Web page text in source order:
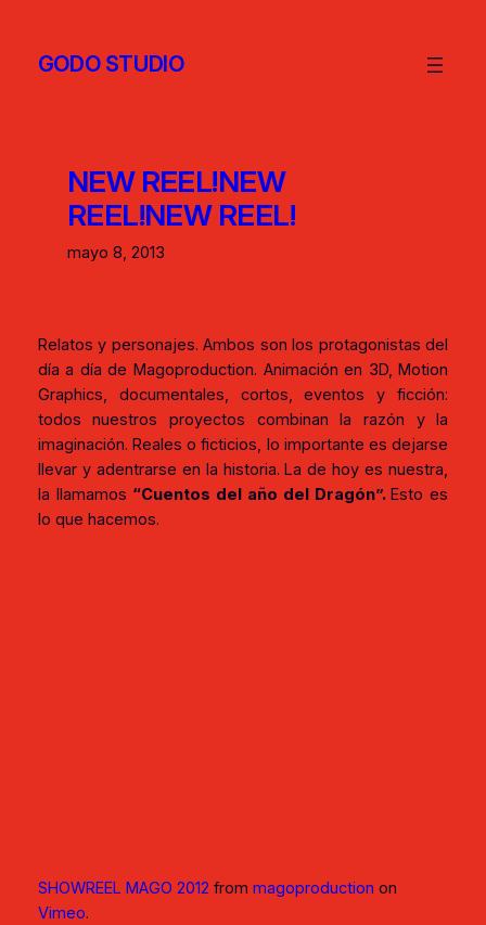
GODO STUDIO
NEW REEL!NEW
REEL!NEW REEL!
mayo 8, 2013
Relatos y personajes. Ambos son los protagonistas del
día a día de Magoproduction. Animación en 3D, Motion
Graphics, documentales, cortos, eventos y ficción:
todos nuestros proyectos combinan la razón y la
imaginación. Reales o ficticios, lo importante es dejarse
llevar y adentrarse en la historia. La de hoy es nuestra,
la llamamos “Cuentos del año del Dragón”.Esto es
lo que hacemos.
SHOWREEL MAGO 2012 from magoproduction on
Vimeo.